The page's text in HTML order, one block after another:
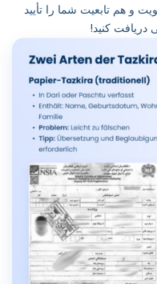
و هم تابعیت شما را تأیید
دریافت کنید!